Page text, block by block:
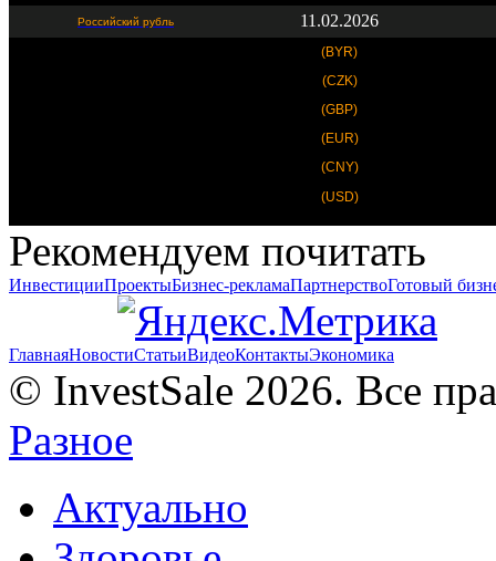
Российский рубль 11.02.2026
(BYR)
(CZK)
(GBP)
(EUR)
(CNY)
(USD)
Рекомендуем почитать
ИнвестицииПроектыБизнес-рекламаПартнерствоГотовый
ГлавнаяНовостиСтатьиВидеоКонтактыЭкономика
© InvestSale 2026. Все
Разное
Актуально